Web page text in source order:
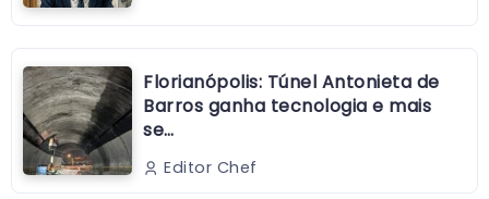
Florianópolis: Túnel Antonieta de
Barros ganha tecnologia e mais
se…
Editor Chef